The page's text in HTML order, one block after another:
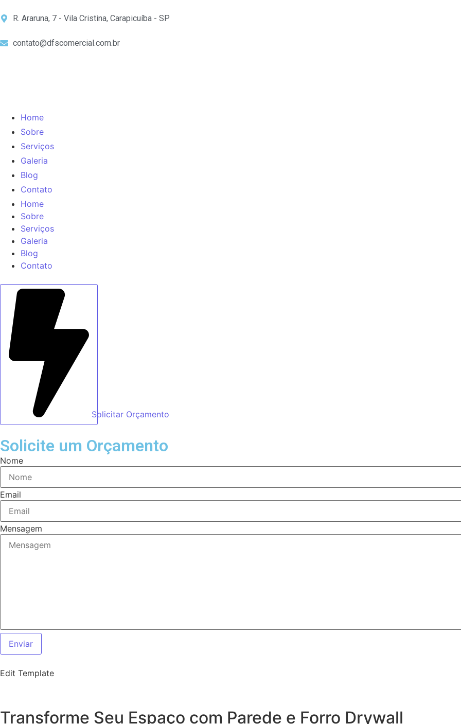
R. Araruna, 7 - Vila Cristina, Carapicuíba - SP
contato@dfscomercial.com.br
Home
Sobre
Serviços
Galeria
Blog
Contato
Home
Sobre
Serviços
Galeria
Blog
Contato
Solicitar Orçamento
Solicite um Orçamento
Nome
Email
Mensagem
Enviar
Edit Template
Transforme Seu Espaço com Parede e Forro Drywall